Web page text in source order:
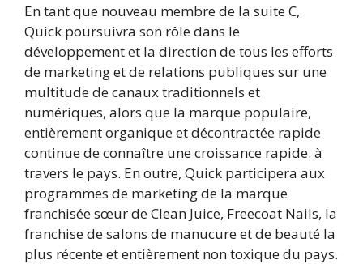
En tant que nouveau membre de la suite C,
Quick poursuivra son rôle dans le
développement et la direction de tous les efforts
de marketing et de relations publiques sur une
multitude de canaux traditionnels et
numériques, alors que la marque populaire,
entièrement organique et décontractée rapide
continue de connaître une croissance rapide. à
travers le pays. En outre, Quick participera aux
programmes de marketing de la marque
franchisée sœur de Clean Juice, Freecoat Nails, la
franchise de salons de manucure et de beauté la
plus récente et entièrement non toxique du pays.